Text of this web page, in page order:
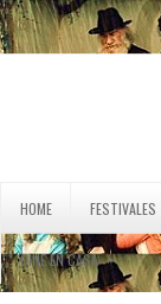
HOME FESTIVALES
CINE EN CASA »